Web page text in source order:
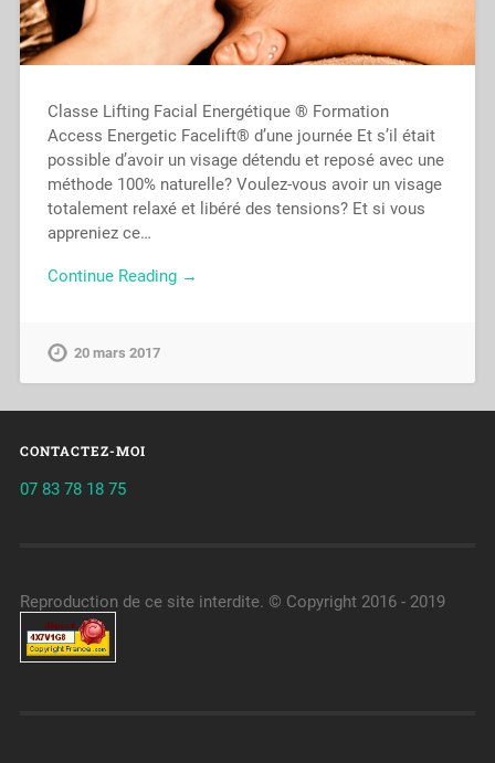
Classe Lifting Facial Energétique ® Formation
Access Energetic Facelift® d’une journée Et s’il était
possible d’avoir un visage détendu et reposé avec une
méthode 100% naturelle? Voulez-vous avoir un visage
totalement relaxé et libéré des tensions? Et si vous
appreniez ce…
Continue Reading →
20 mars 2017
CONTACTEZ-MOI
07 83 78 18 75
Reproduction de ce site interdite. © Copyright 2016 - 2019